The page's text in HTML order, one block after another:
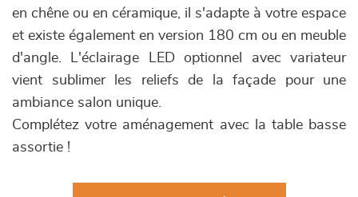
en chêne ou en céramique, il s'adapte à votre espace
et existe également en version 180 cm ou en meuble
d'angle. L'éclairage LED optionnel avec variateur
vient sublimer les reliefs de la façade pour une
ambiance salon unique.
Complétez votre aménagement avec la table basse
assortie !